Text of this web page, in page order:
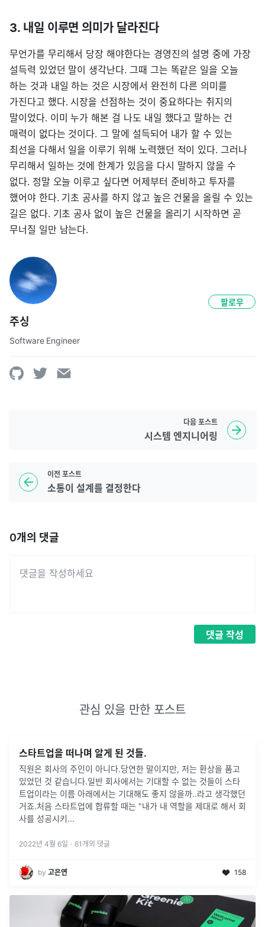
3. 내일 이루면 의미가 달라진다
무언가를 무리해서 당장 해야한다는 경영진의 설명 중에 가장
설득력 있었던 말이 생각난다. 그때 그는 똑같은 일을 오늘
하는 것과 내일 하는 것은 시장에서 완전히 다른 의미를
가진다고 했다. 시장을 선점하는 것이 중요하다는 취지의
말이었다. 이미 누가 해본 걸 나도 내일 했다고 말하는 건
매력이 없다는 것이다. 그 말에 설득되어 내가 할 수 있는
최선을 다해서 일을 이루기 위해 노력했던 적이 있다. 그러나
무리해서 일하는 것에 한계가 있음을 다시 말하지 않을 수
없다. 정말 오늘 이루고 싶다면 어제부터 준비하고 투자를
했어야 한다. 기초 공사를 하지 않고 높은 건물을 올릴 수 있는
길은 없다. 기초 공사 없이 높은 건물을 올리기 시작하면 곧
무너질 일만 남는다.
주싱
Software Engineer
팔로우
이전 포스트
소통이 설계를 결정한다
다음 포스트
시스템 엔지니어링
0개의 댓글
댓글 작성
관심 있을 만한 포스트
스타트업을 떠나며 알게 된 것들.
직원은 회사의 주인이 아니다.당연한 말이지만, 저는 환상을 품고
있었던 것 같습니다.일반 회사에서는 기대할 수 없는 것들이 스타
트업이라는 이름 아래에서는 기대해도 좋지 않을까..라고 생각했던
거죠.처음 스타트업에 합류할 때는 "내가 내 역할을 제대로 해서 회
사를 성공시키...
2022년 4월 6일 · 61 개의 댓글
by 고은연 158